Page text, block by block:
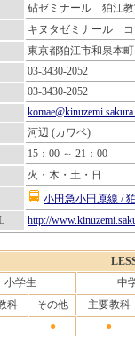
砧ゼミナール 狛江
キヌタゼミナール コ
東京都狛江市和泉本
03-3430-2052
03-3430-2052
河辺 (カワベ)
15：00 ～ 21：00
火・木・土・日
小田急小田原線 /
http://
小学生
中
科
その他
主要教科
● ●